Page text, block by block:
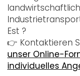
Est ?
👉 Kontaktieren
unser Online-
individuelles